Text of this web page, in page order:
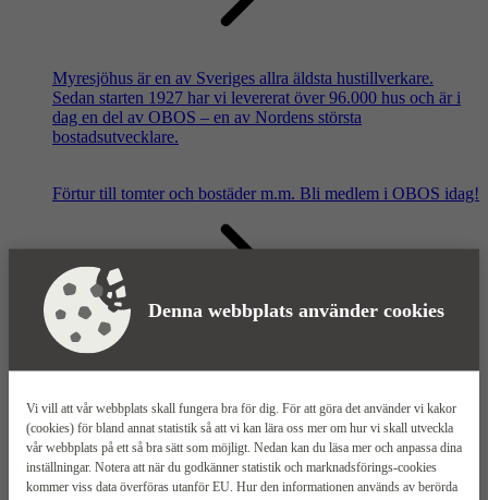
Denna webbplats använder cookies
Vi vill att vår webbplats skall fungera bra för dig. För att göra det använder vi kakor
(cookies) för bland annat statistik så att vi kan lära oss mer om hur vi skall utveckla
vår webbplats på ett så bra sätt som möjligt. Nedan kan du läsa mer och anpassa dina
inställningar. Notera att när du godkänner statistik och marknadsförings-cookies
kommer viss data överföras utanför EU. Hur den informationen används av berörda
Myresjöhus är en av Sveriges allra äldsta hustillverkare.
Sedan starten 1927 har vi levererat över 96.000 hus och är i
dag en del av OBOS – en av Nordens största
bostadsutvecklare.
Förtur till tomter och bostäder m.m. Bli medlem i OBOS idag!
Våra säljkontor